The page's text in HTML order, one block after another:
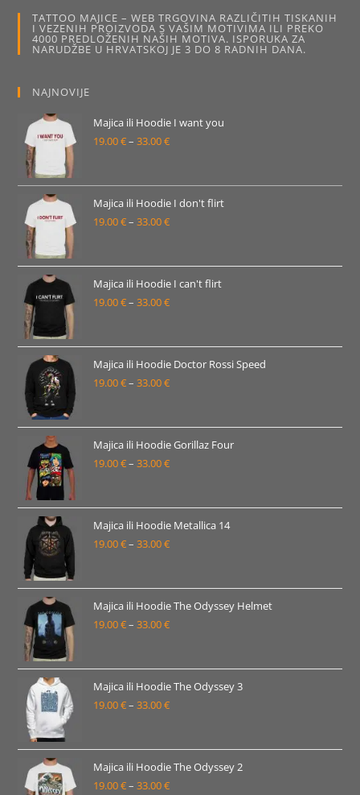
odabrati
na
stranici
proizvoda
TATTOO MAJICE – WEB TRGOVINA RAZLIČITIH TISKANIH
I VEZENIH PROIZVODA S VAŠIM MOTIVIMA ILI PREKO
4000 PREDLOŽENIH NAŠIH MOTIVA. ISPORUKA ZA
NARUDŽBE U HRVATSKOJ JE 3 DO 8 RADNIH DANA.
NAJNOVIJE
Majica ili Hoodie I want you
19.00€– 33.00€Raspon
od
19.00 €
do
Majica ili Hoodie I don't flirt
19.00€– 33.00€Raspon
od
19.00 €
do
Majica ili Hoodie I can't flirt
19.00€– 33.00€Raspon
od
19.00 €
do
Majica ili Hoodie Doctor Rossi Speed
19.00€– 33.00€Raspon
od
19.00 €
do
Majica ili Hoodie Gorillaz Four
19.00€– 33.00€Raspon
od
19.00 €
do
Majica ili Hoodie Metallica 14
19.00€– 33.00€Raspon
od
19.00 €
do
Majica ili Hoodie The Odyssey Helmet
19.00€– 33.00€Raspon
od
19.00 €
do
Majica ili Hoodie The Odyssey 3
19.00€– 33.00€Raspon
od
19.00 €
do
Majica ili Hoodie The Odyssey 2
19.00€– 33.00€Raspon